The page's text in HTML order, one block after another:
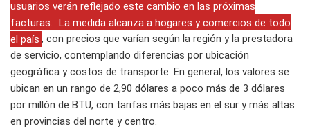
usuarios verán reflejado este cambio en las próximas
facturas.
La medida alcanza a hogares y comercios de todo
el país , con precios que varían según la región y la prestadora
de servicio, contemplando diferencias por ubicación
geográfica y costos de transporte. En general, los valores se
ubican en un rango de 2,90 dólares a poco más de 3 dólares
por millón de BTU, con tarifas más bajas en el sur y más altas
en provincias del norte y centro.